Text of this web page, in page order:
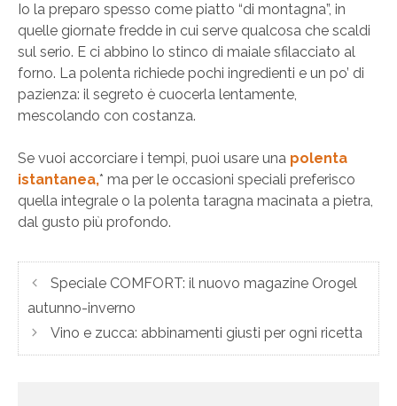
Io la preparo spesso come piatto “di montagna”, in
quelle giornate fredde in cui serve qualcosa che scaldi
sul serio. E ci abbino lo stinco di maiale sfilacciato al
forno. La polenta richiede pochi ingredienti e un po’ di
pazienza: il segreto è cuocerla lentamente,
mescolando con costanza.
Se vuoi accorciare i tempi, puoi usare una polenta
istantanea,* ma per le occasioni speciali preferisco
quella integrale o la polenta taragna macinata a pietra,
dal gusto più profondo.
Speciale COMFORT: il nuovo magazine Orogel
autunno-inverno
Vino e zucca: abbinamenti giusti per ogni ricetta